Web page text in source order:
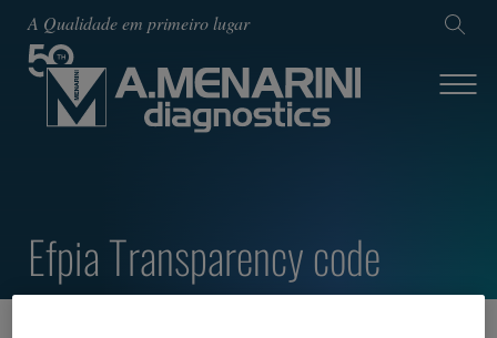
A Qualidade em primeiro lugar
Efpia Transparency code